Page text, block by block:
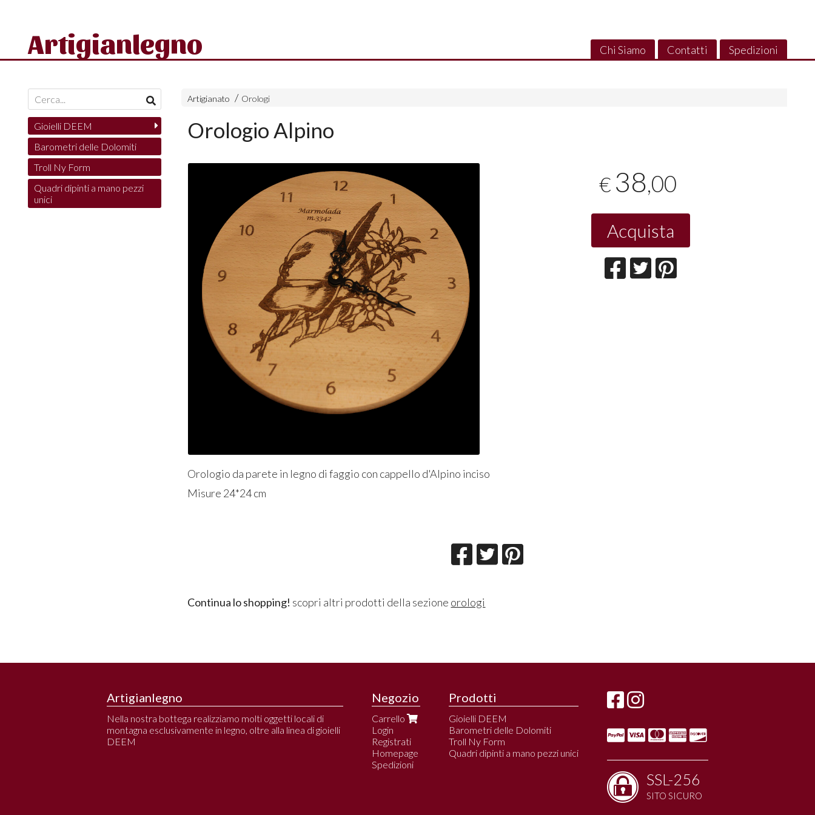
Chi Siamo Contatti Spedizioni
Artigianlegno
Artigianato Orologi
Orologio Alpino
€ 38,00
Acquista
Orologio da parete in legno di faggio con cappello d'Alpino inciso
Misure 24*24 cm
Continua lo shopping! scopri altri prodotti della sezione orologi
Gioielli DEEM
Barometri delle Dolomiti
Troll Ny Form
Quadri dipinti a mano pezzi
unici
Artigianlegno
Nella nostra bottega realizziamo molti oggetti locali di
montagna esclusivamente in legno, oltre alla linea di gioielli
DEEM
Negozio
Carrello
Login
Registrati
Homepage
Spedizioni
Prodotti
Gioielli DEEM
Barometri delle Dolomiti
Troll Ny Form
Quadri dipinti a mano pezzi unici
SSL-256
SITO SICURO